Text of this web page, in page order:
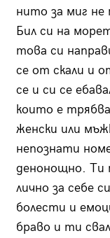
нито за миг
Бил си на
това си
се от скали и
се и си се
които е
женски или
непознати
денонощно. Ти
лично за себе
болести и
браво и ти